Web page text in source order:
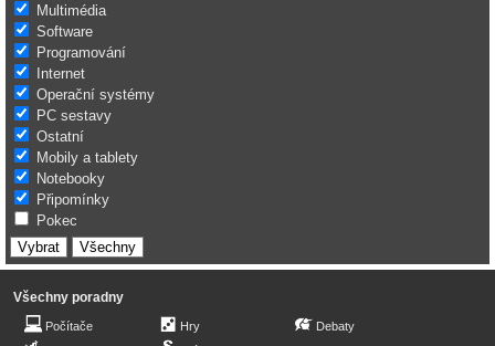
Multimédia
Software
Programování
Internet
Operační systémy
PC sestavy
Ostatní
Mobily a tablety
Notebooky
Připomínky
Pokec
Všechny poradny
Počítače
Hry
Debaty